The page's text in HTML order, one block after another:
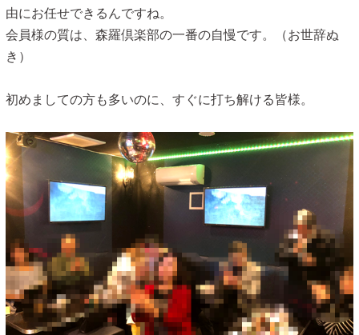
由にお任せできるんですね。
会員様の質は、森羅倶楽部の一番の自慢です。（お世辞ぬ
き）
初めましての方も多いのに、すぐに打ち解ける皆様。